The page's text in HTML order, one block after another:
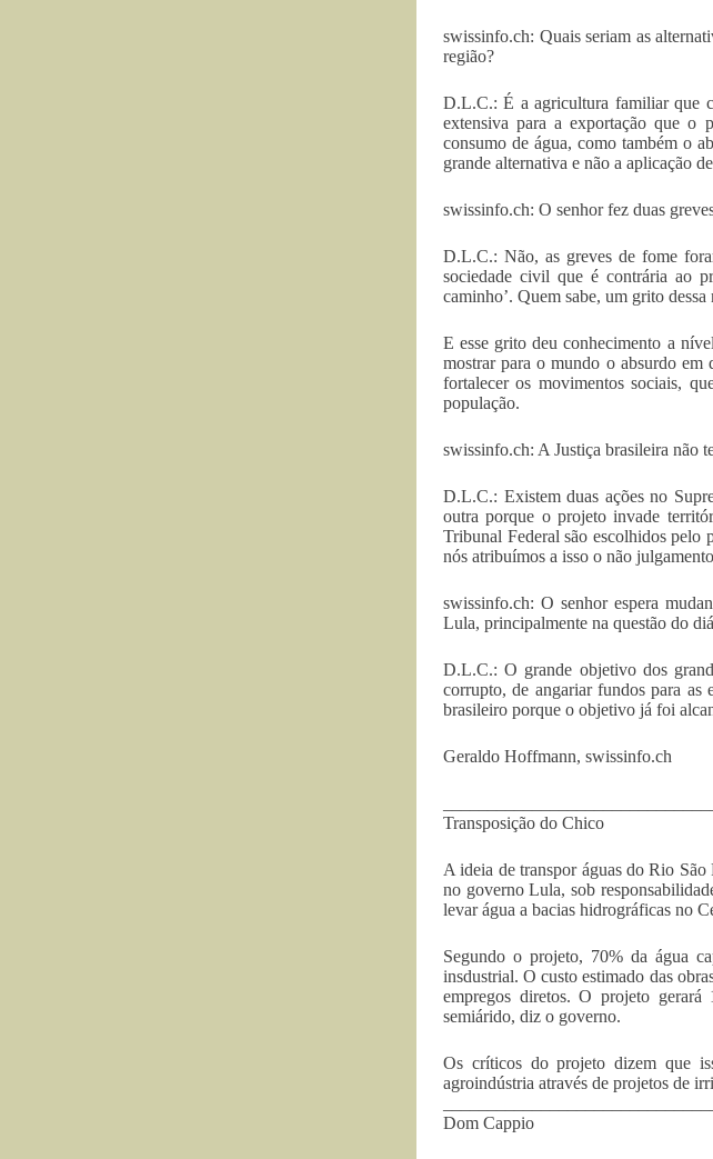
swissinfo.ch: Quais seriam as
região?
D.L.C.: É a agricultura familiar que
extensiva para a exportação que o
consumo de água, como também o
grande alternativa e não a aplicação
swissinfo.ch: O senhor fez duas
D.L.C.: Não, as greves de fome
sociedade civil que é contrária ao
caminho’. Quem sabe, um grito
E esse grito deu conhecimento a
mostrar para o mundo o absurdo em
fortalecer os movimentos sociais,
população.
swissinfo.ch: A Justiça brasileira não
D.L.C.: Existem duas ações no
outra porque o projeto invade
Tribunal Federal são escolhidos pelo
nós atribuímos a isso o não
swissinfo.ch: O senhor espera
Lula, principalmente na questão do
D.L.C.: O grande objetivo dos
corrupto, de angariar fundos para as
brasileiro porque o objetivo já foi
Geraldo Hoffmann, swissinfo.ch
Transposição do Chico
A ideia de transpor águas do Rio
no governo Lula, sob
levar água a bacias hidrográficas no
Segundo o projeto, 70% da água
insdustrial. O custo estimado das
empregos diretos. O projeto
semiárido, diz o governo.
Os críticos do projeto dizem que
agroindústria através de projetos de
Dom Cappio